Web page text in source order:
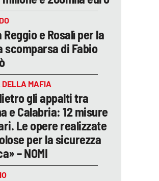
e Rosalì per la
scomparsa di Fabio
DELLA MAFIA
gli appalti tra
e Calabria: 12 misure
Le opere realizzate
per la sicurezza
– NOMI